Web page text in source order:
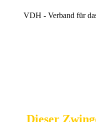
VDH - Verband für
Dieser